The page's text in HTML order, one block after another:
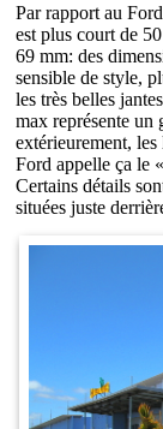
Par rapport au
est plus court de
69 mm: des
sensible de style,
les très belles
max représente un
extérieurement,
Ford appelle ça le
Certains détails
situées juste